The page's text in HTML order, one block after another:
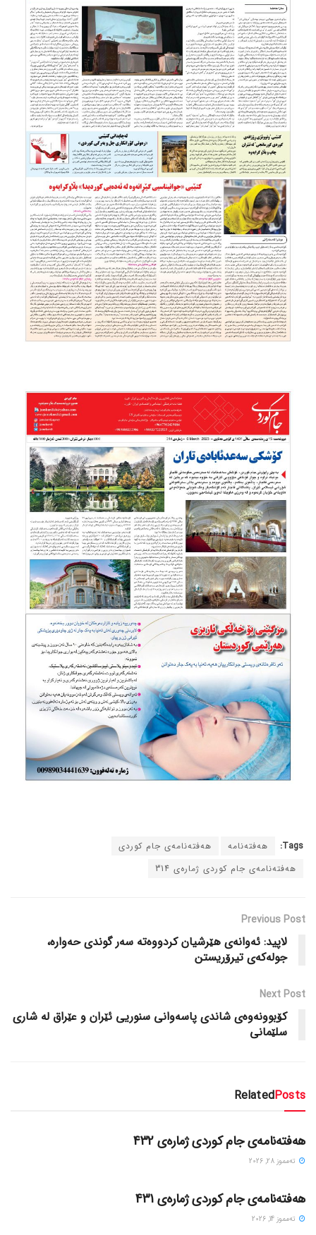
Tags: هەفتەنامە
هەفتەنامەی جام کوردی
هەفتەنامەی جام کوردی ژمارەی 314
Previous Post
لاپید: ئەوانەی هێرشیان کردووەتە سەر گوندی حەوارە،
جولەکەی تیرۆریستن
Next Post
کۆبوونەوەی شاندی پاسەوانی سنوریی ئێران و عێراق لە شاری
سلێمانی
RelatedPosts
گۆڤاره‌کان
هەفتەنامەی جام کوردی ژمارەی 432
ته‌مموز 28, 2026
هەفتەنامەی جام کوردی ژمارەی 431
ته‌مموز 14, 2026